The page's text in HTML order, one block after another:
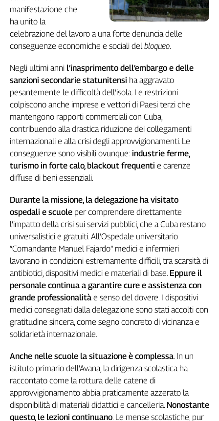
Lavoro
Territori
Abruzzo-
Alto
Adige
Basilicata
Calabria
Romagna
Friuli
Venezia
Giulia
Liguria
Lombardia
Marche
Sardegna
Trentino
Umbria
Valle
Veneto
Storico
1955-
2014
manifestazione che
ha unito la
celebrazione del lavoro a una forte denuncia delle
conseguenze economiche e sociali del bloqueo.
Negli ultimi anni l’inasprimento dell’embargo e delle
sanzioni secondarie statunitensi ha aggravato
pesantemente le difficoltà dell’isola. Le restrizioni
colpiscono anche imprese e vettori di Paesi terzi che
mantengono rapporti commerciali con Cuba,
contribuendo alla drastica riduzione dei collegamenti
internazionali e alla crisi degli approvvigionamenti. Le
conseguenze sono visibili ovunque: industrie ferme,
turismo in forte calo, blackout frequenti e carenze
diffuse di beni essenziali.
Durante la missione, la delegazione ha visitato
ospedali e scuole per comprendere direttamente
l’impatto della crisi sui servizi pubblici, che a Cuba restano
universalistici e gratuiti. All’Ospedale universitario
“Comandante Manuel Fajardo” medici e infermieri
lavorano in condizioni estremamente difficili, tra scarsità di
antibiotici, dispositivi medici e materiali di base. Eppure il
personale continua a garantire cure e assistenza con
grande professionalità e senso del dovere. I dispositivi
medici consegnati dalla delegazione sono stati accolti con
gratitudine sincera, come segno concreto di vicinanza e
solidarietà internazionale.
Anche nelle scuole la situazione è complessa. In un
istituto primario dell’Avana, la dirigenza scolastica ha
raccontato come la rottura delle catene di
approvvigionamento abbia praticamente azzerato la
disponibilità di materiali didattici e cancelleria. Nonostante
questo, le lezioni continuano. Le mense scolastiche, pur